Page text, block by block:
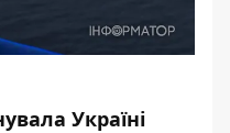
Україні